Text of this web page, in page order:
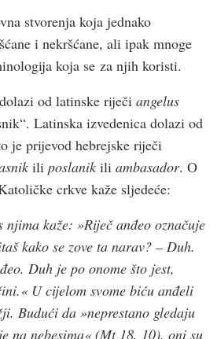
stvorenja koja jednako
i nekršćane, ali ipak mnoge
koja se za njih koristi.
dolazi od latinske riječi angelus
Latinska izvedenica dolazi od
je prijevod hebrejske riječi
ili poslanik ili ambasador. O
crkve kaže sljedeće:
njima kaže: »Riječ anđeo označuje
kako se zove ta narav? – Duh.
Duh je po onome što jest,
U cijelom svome biću anđeli
Budući da »neprestano gledaju
na nebesima« (Mt 18, 10), oni su